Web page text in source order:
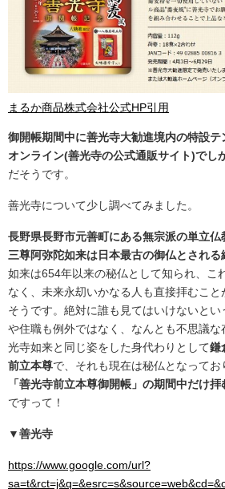
まるか商品株式会社公式HP引用
御開帳期間中に善光寺大勧進境内の特設
オンライン(善光寺の公式通販サイト)でし
だそうです。
善光寺について少し調べてみました。
長野県長野市元善町にある無宗派の単立仏
三尊阿弥陀如来は日本最古の御仏とされる
如来は654年以来の秘仏として知られ、こ
なく、未来永刧いかなる人も直接拝むこ
そうです。絶対に誰も見てはいけないと
や住職も例外ではなく、なんとも不思議
光寺如来と同じ姿をした身代わりとして鎌
前立本尊で、それも現在は秘仏となってお
「善光寺前立本尊御開帳」の期間中だけ
ですって！
▼善光寺
https://www.google.com/url?